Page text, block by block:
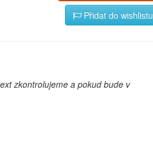
Přidat do wishlistu
zkontrolujeme a pokud bude v